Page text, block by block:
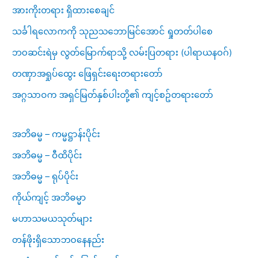
အားကိုးတရား ရှိထားစေချင်
သင်္ခါရလောကကို သုညသဘောမြင်အောင် ရှုတတ်ပါစေ
ဘဝဆင်းရဲမှ လွတ်မြောက်ရာသို့ လမ်းပြတရား (ပါရာယနဝဂ်)
တဏှာအရှုပ်ထွေး ဖြေရှင်းရေးတရားတော်
အဂ္ဂသာဝက အရှင်မြတ်နှစ်ပါးတို့၏ ကျင့်စဥ်တရားတော်
အဘိဓမ္မ – ကမ္မဋ္ဌာန်းပိုင်း
အဘိဓမ္မ – ဝီထိပိုင်း
အဘိဓမ္မ – ရုပ်ပိုင်း
ကိုယ်ကျင့် အဘိဓမ္မာ
မဟာသမယသုတ်များ
တန်ဖိုးရှိသောဘဝနေနည်း